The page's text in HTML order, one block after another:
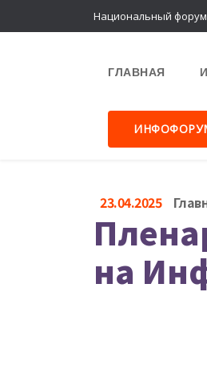
Национальный
ГЛАВНАЯ
23.04.2025
на